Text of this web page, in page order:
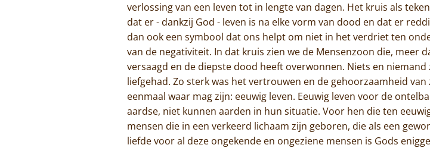
Monnik
Contact
verlossing van een leven tot in lengte van dagen. Het kruis als
dat er - dankzij God - leven is na elke vorm van dood en dat er
dan ook een symbool dat ons helpt om niet in het verdriet ten
van de negativiteit. In dat kruis zien we de Mensenzoon die, meer
versaagd en de diepste dood heeft overwonnen. Niets en
liefgehad. Zo sterk was het vertrouwen en de gehoorzaamheid
eenmaal waar mag zijn: eeuwig leven. Eeuwig leven voor de
aardse, niet kunnen aarden in hun situatie. Voor hen die ten
mensen die in een verkeerd lichaam zijn geboren, die als een
liefde voor al deze ongekende en ongeziene mensen is Gods